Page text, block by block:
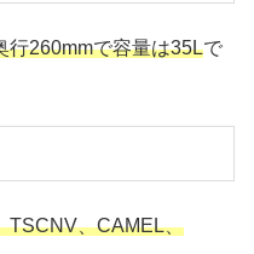
行260mmで容量は35Lで
TSCNV、CAMEL、